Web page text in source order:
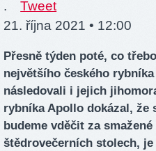
.
Tweet
21. října 2021 • 12:00
Přesně týden poté, co
největšího českého
následovali i jejich
rybníka Apollo dokázal, že
budeme vděčit za
štědrovečerních stolech,